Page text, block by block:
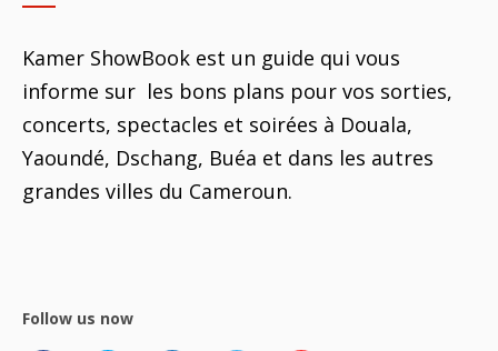
Kamer ShowBook est un guide qui vous
informe sur les bons plans pour vos sorties,
concerts, spectacles et soirées à Douala,
Yaoundé, Dschang, Buéa et dans les autres
grandes villes du Cameroun.
Follow us now